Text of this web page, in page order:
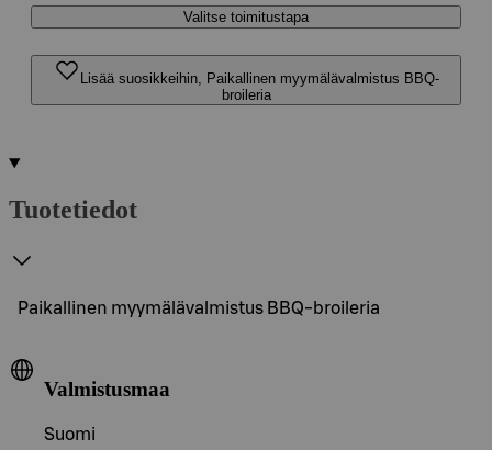
Valitse toimitustapa
Lisää suosikkeihin, Paikallinen myymälävalmistus BBQ-
broileria
Tuotetiedot
Paikallinen myymälävalmistus BBQ-broileria
Valmistusmaa
Suomi